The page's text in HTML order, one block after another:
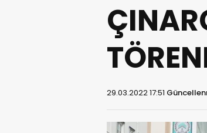
29.03.2022 17:51